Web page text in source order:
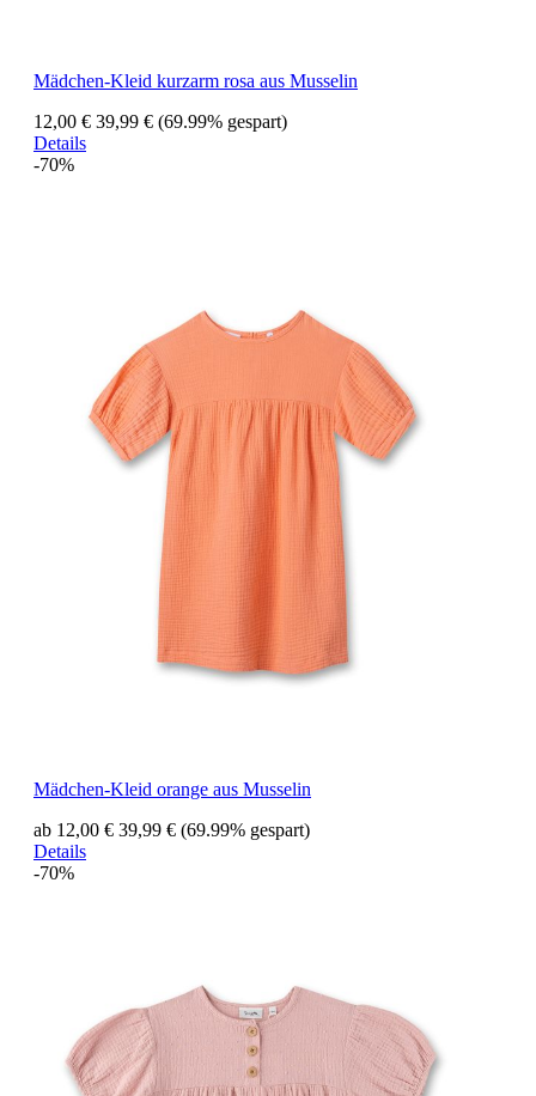
Mädchen-Kleid kurzarm rosa aus Musselin
12,00 € 39,99 € (69.99% gespart)
Details
-70%
Mädchen-Kleid orange aus Musselin
ab 12,00 € 39,99 € (69.99% gespart)
Details
-70%